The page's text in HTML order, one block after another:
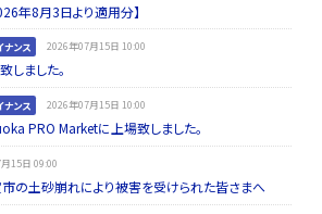
年8月3日より適用分】
ナンス 2026年07月15日 10:00
ました。
ナンス 2026年07月15日 10:00
PRO Marketに上場致しました。
15日 09:00
の土砂崩れにより被害を受けられた皆さまへ